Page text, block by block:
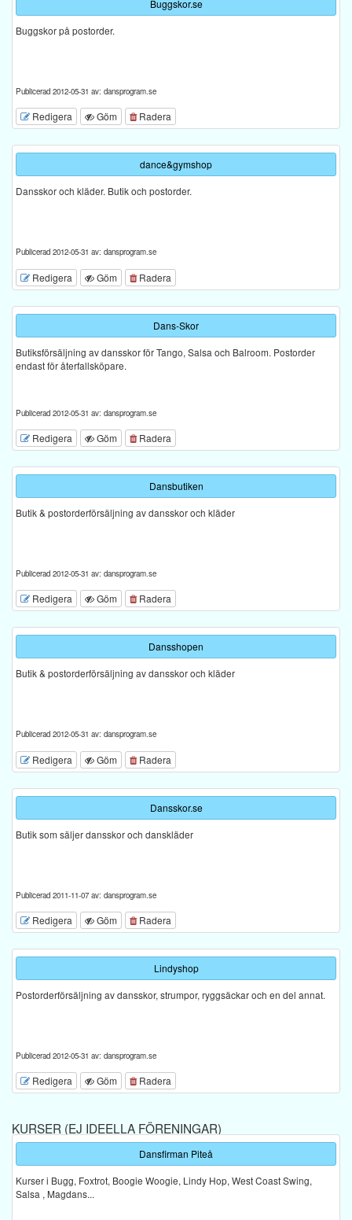
Buggskor.se
Buggskor på postorder.
Publicerad 2012-05-31 av: dansprogram.se
Redigera Göm Radera
dance&gymshop
Dansskor och kläder. Butik och postorder.
Publicerad 2012-05-31 av: dansprogram.se
Redigera Göm Radera
Dans-Skor
Butiksförsäljning av dansskor för Tango, Salsa och Balroom. Postorder
endast för återfallsköpare.
Publicerad 2012-05-31 av: dansprogram.se
Redigera Göm Radera
Dansbutiken
Butik & postorderförsäljning av dansskor och kläder
Publicerad 2012-05-31 av: dansprogram.se
Redigera Göm Radera
Dansshopen
Butik & postorderförsäljning av dansskor och kläder
Publicerad 2012-05-31 av: dansprogram.se
Redigera Göm Radera
Dansskor.se
Butik som säljer dansskor och danskläder
Publicerad 2011-11-07 av: dansprogram.se
Redigera Göm Radera
Lindyshop
Postorderförsäljning av dansskor, strumpor, ryggsäckar och en del annat.
Publicerad 2012-05-31 av: dansprogram.se
Redigera Göm Radera
KURSER (EJ IDEELLA FÖRENINGAR)
Dansfirman Piteå
Kurser i Bugg, Foxtrot, Boogie Woogie, Lindy Hop, West Coast Swing,
Salsa , Magdans...